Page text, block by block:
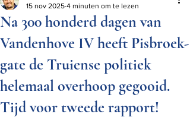
Na 300 honderd dagen van
Vandenhove IV heeft Pisbroek-
gate de Truiense politiek
helemaal overhoop gegooid.
Tijd voor tweede rapport!
15 nov 2025 4 minuten om te lezen